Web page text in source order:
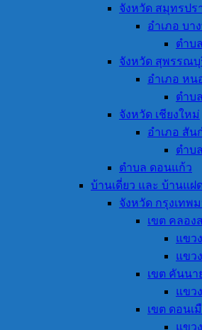
จังหวัด สมุทรปร
อำเภอ บา
ตำบ
จังหวัด สุพรรณบุ
อำเภอ ห
ตำบ
จังหวัด เชียงใหม่
อำเภอ สัน
ตำบ
ตำบล ดอนแก้ว
บ้านเดี่ยว และ บ้านแฝด
จังหวัด กรุงเทพ
เขต คลอง
แขว
แขว
เขต คันนา
แขว
เขต ดอนเ
แขว